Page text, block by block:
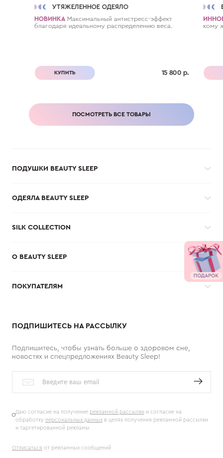
УТЯЖЕЛЕННОЕ ОДЕЯЛО
НОВИНКА Максимальный антистресc-эффект
благодаря идеальному распределению веса.
КУПИТЬ 15 800 р.
кому
ПОСМОТРЕТЬ ВСЕ ТОВАРЫ
ПОДУШКИ BEAUTY SLEEP
ОДЕЯЛА BEAUTY SLEEP
SILK COLLECTION
О BEAUTY SLEEP
ПОКУПАТЕЛЯМ
ПОДПИШИТЕСЬ НА РАССЫЛКУ
Подпишитесь, чтобы узнать больше о здоровом сне,
новостях и спецпредложениях Beauty Sleep!
Даю согласие на получение рекламной рассылки и согласие на
обработку персональных данныхв целях получения рекламной рассылки
и таргетированной рекламы
Отписаться от рекламных сообщений